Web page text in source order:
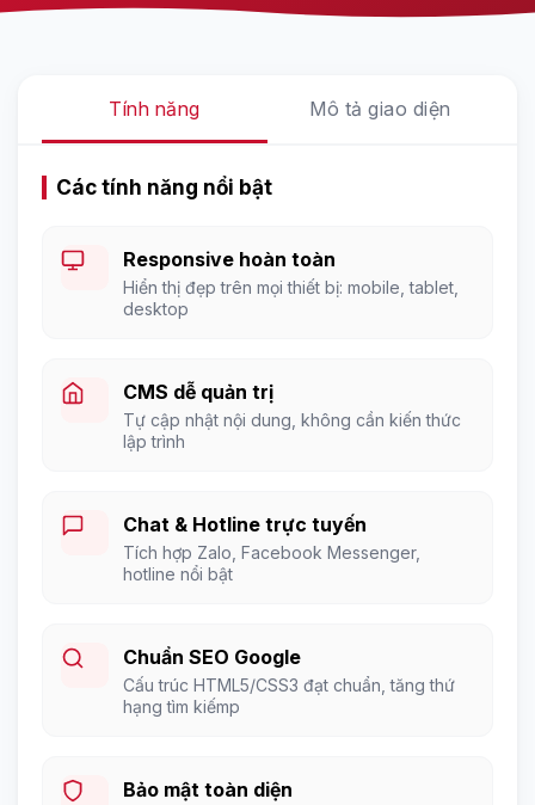
Tính năng Mô tả giao diện
Các tính năng nổi bật
Responsive hoàn toàn
Hiển thị đẹp trên mọi thiết bị: mobile, tablet,
desktop
CMS dễ quản trị
Tự cập nhật nội dung, không cần kiến thức
lập trình
Chat & Hotline trực tuyến
Tích hợp Zalo, Facebook Messenger,
hotline nổi bật
Chuẩn SEO Google
Cấu trúc HTML5/CSS3 đạt chuẩn, tăng thứ
hạng tìm kiếmp
Bảo mật toàn diện